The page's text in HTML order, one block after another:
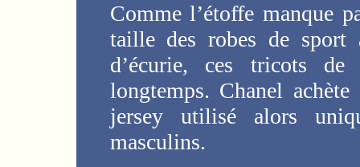
Comme l’étoffe manque
taille des robes de sport
d’écurie, ces tricots de
longtemps. Chanel
jersey utilisé alors
masculins.